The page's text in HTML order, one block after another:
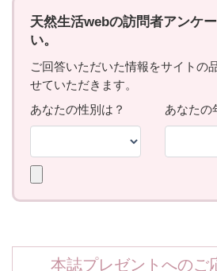
本誌プレゼントへのご